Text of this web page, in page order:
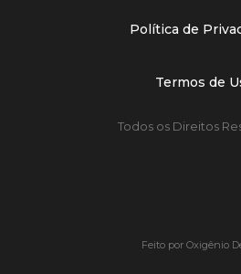
Política de
Termos de
Todos os Direitos
Feito por Oxigênio